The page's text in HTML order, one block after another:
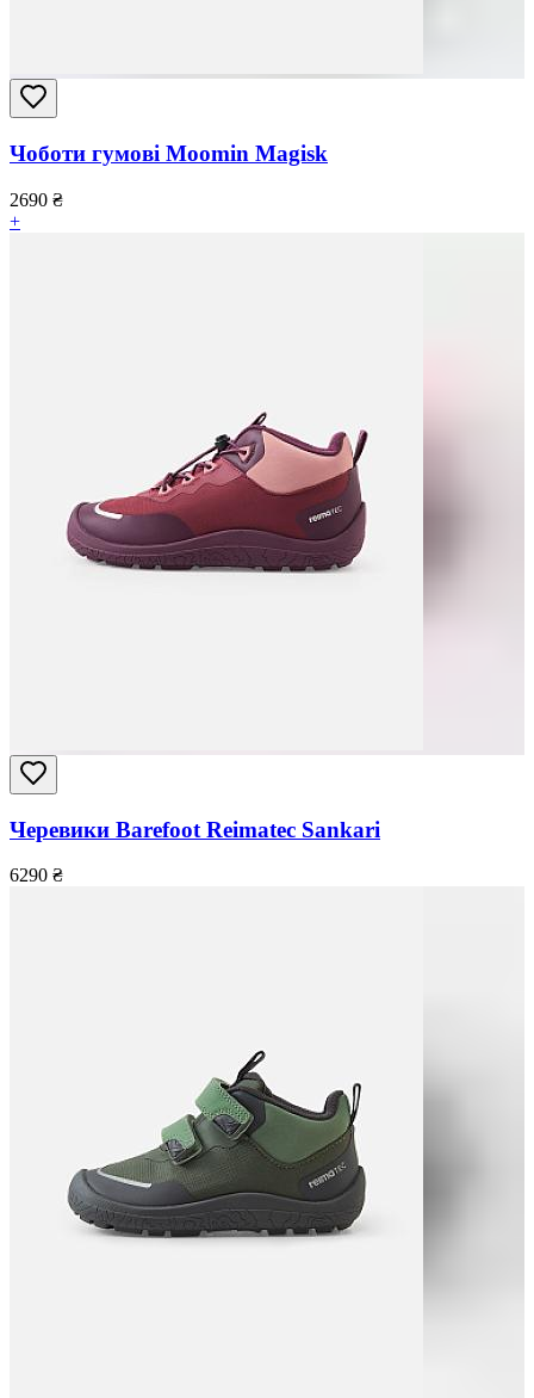
Чоботи гумові Moomin Magisk
2690 ₴
+
Черевики Barefoot Reimatec Sankari
6290 ₴